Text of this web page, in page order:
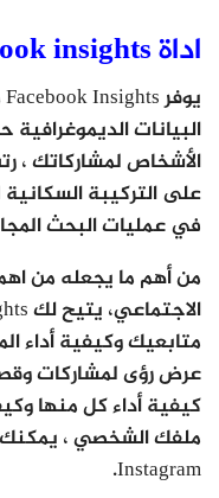
اداة facebook insights
البيانات
الأشخاص لمشاركاتك ،
على التركيبة
في عمليات البحث
من أهم ما يجعله من
متابعيك وكيفية أداء
عرض رؤى لمشاركات
كيفية أداء كل منها
Instagram.